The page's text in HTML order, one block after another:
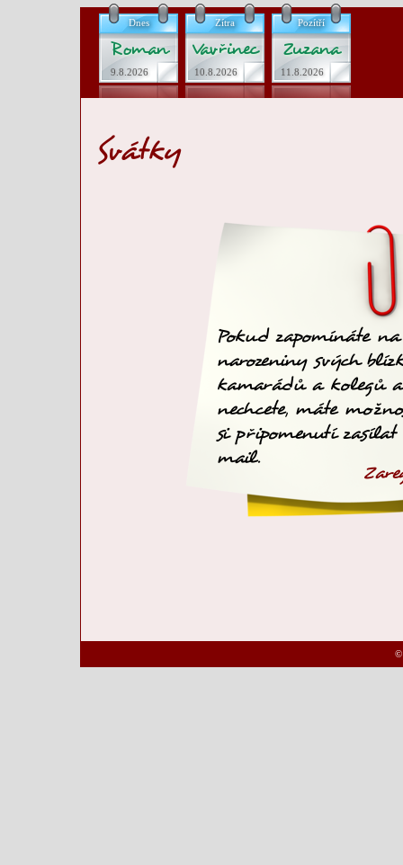
Dnes
Roman
9.8.2026
Zítra
Vavřinec
10.8.2026
Pozítří
Zuzana
11.8.2026
Svátky
Pokud zapomínáte
narozeniny svých
kamarádů a kolegů
nechcete, máte
si připomenutí
mail.
©